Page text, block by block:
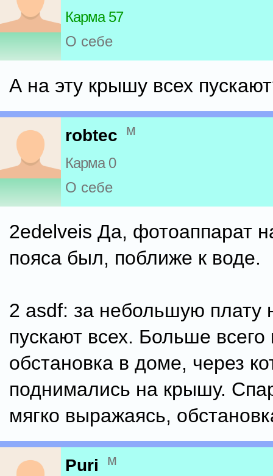
Карма 57
О себе
А на эту крышу всех
robtec м
Карма 0
О себе
2edelveis Да, фотоаппарат
пояса был, поближе к воде.
2 asdf: за небольшую плату
пускают всех. Больше всего
обстановка в доме, через
поднимались на крышу.
мягко выражаясь,
Puri м